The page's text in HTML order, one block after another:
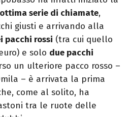
ottima serie di chiamate,
giusti e arrivando alla
pacchi rossi (tra cui quello
e solo due pacchi
un ulteriore pacco rosso –
– è arrivata la prima
come al solito, ha
tra le ruote delle